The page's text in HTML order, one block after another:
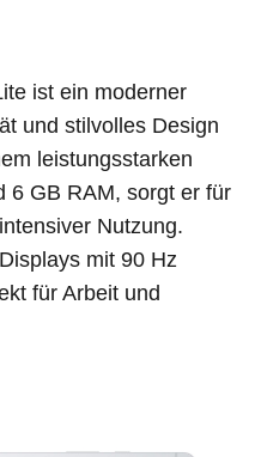
ist ein moderner
und stilvolles Design
leistungsstarken
6 GB RAM, sorgt er für
Nutzung.
mit 90 Hz
für Arbeit und